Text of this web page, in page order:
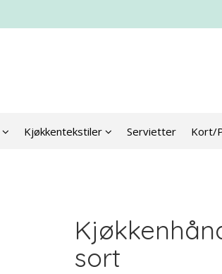
Kjøkkentekstiler Servietter Kort/
sort